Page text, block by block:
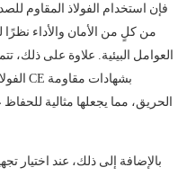
فإن استخدام الفولاذ المقاوم
من كلٍ من الأمان والأداء نظرًا
العوامل البيئية. علاوة على
الحريق، مما يجعلها مثالية
بالإضافة إلى ذلك، عند اختيار